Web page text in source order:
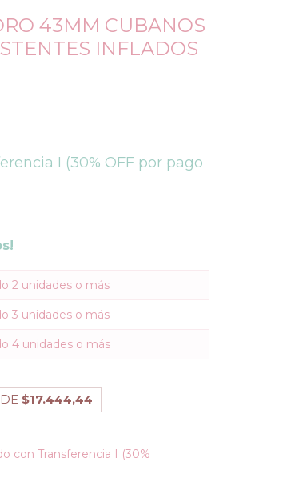
43MM CUBANOS
INFLADOS
I (30% OFF por pago
2 unidades o más
3 unidades o más
4 unidades o más
$17.444,44
con Transferencia I (30%